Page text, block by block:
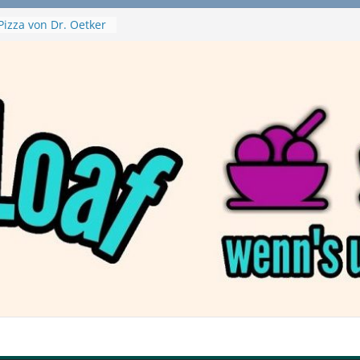
von Dr. Oetker
Nuggets und
wirklich vegan?
Haftbefehl /